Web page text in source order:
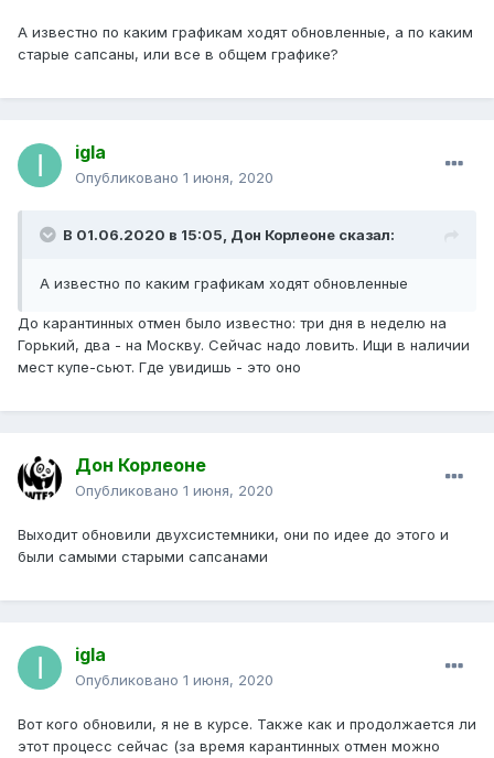
А известно по каким графикам ходят обновленные, а по каким
старые сапсаны, или все в общем графике?
igla
Опубликовано 1 июня, 2020
В 01.06.2020 в 15:05, Дон Корлеоне сказал:
А известно по каким графикам ходят обновленные
До карантинных отмен было известно: три дня в неделю на
Горький, два - на Москву. Сейчас надо ловить. Ищи в наличии
мест купе-сьют. Где увидишь - это оно
Дон Корлеоне
Опубликовано 1 июня, 2020
Выходит обновили двухсистемники, они по идее до этого и
были самыми старыми сапсанами
igla
Опубликовано 1 июня, 2020
Вот кого обновили, я не в курсе. Также как и продолжается ли
этот процесс сейчас (за время карантинных отмен можно